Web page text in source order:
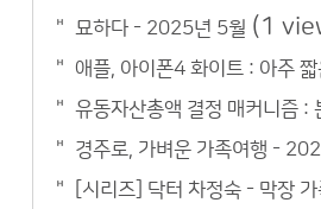
묘하다 - 2025년 5월 (1
애플, 아이폰4 화이트 : 아주
유동자산총액 결정 매커니즘 :
경주로, 가벼운 가족여행 -
[시리즈] 닥터 차정숙 - 막장